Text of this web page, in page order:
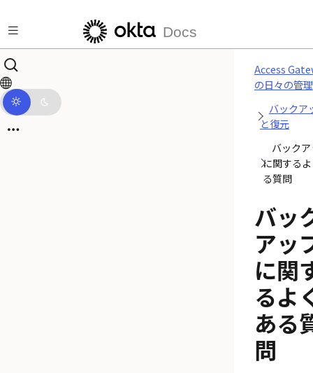
Docs
Access
の日々の管理
バックア
と復元
バック
に関する
る質問
バッ
アッ
に関
るよ
ある
問